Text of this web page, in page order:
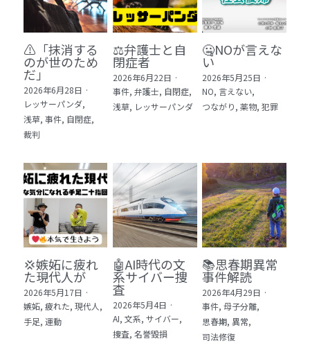
8 アジア・歴史・未来予測 11冊
🎬Dramas(おすすめの小説・漫画・ドラマ・
映画)
⚠️「抹消する
のが世のため
だ」​
2026年6月28日 ·
レッサーパンダ,
浅草, 事件, 自閉症,
裁判
⚖️弁護士と自
閉症者
2026年6月22日 ·
事件, 弁護士, 自閉症,
浅草, レッサーパンダ
🤐NOが言えな
い
2026年5月25日 ·
NO, 言えない,
つながり, 薬物, 犯罪
💢嫉妬に疲れ
た現代人が
2026年5月17日 ·
嫉妬, 疲れた, 現代人,
手足, 運動
🤖AI時代の文
系サイバー捜
査
2026年5月4日 ·
AI, 文系, サイバー,
捜査, 名誉毀損
📚思春期異常
事件解読
2026年4月29日 ·
事件, 母子分離,
思春期, 異常,
司法修復